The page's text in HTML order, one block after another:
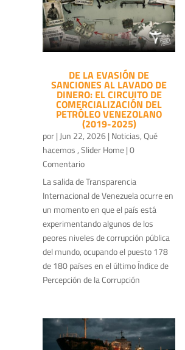
DE LA EVASIÓN DE
SANCIONES AL LAVADO DE
DINERO: EL CIRCUITO DE
COMERCIALIZACIÓN DEL
PETRÓLEO VENEZOLANO
(2019-2025)
por| Jun 22, 2026| Noticias,Qué
hacemos ,Slider Home| 0
Comentario
La salida de Transparencia
Internacional de Venezuela ocurre en
un momento en que el país está
experimentando algunos de los
peores niveles de corrupción pública
del mundo, ocupando el puesto 178
de 180 países en el último Índice de
Percepción de la Corrupción